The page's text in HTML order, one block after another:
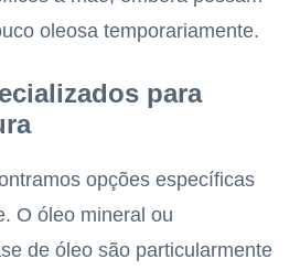
oleosa temporariamente.
para
opções específicas
O óleo mineral ou
de óleo são particularmente